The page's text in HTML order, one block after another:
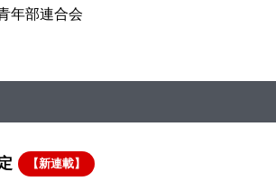
年部連合会
【新連載】